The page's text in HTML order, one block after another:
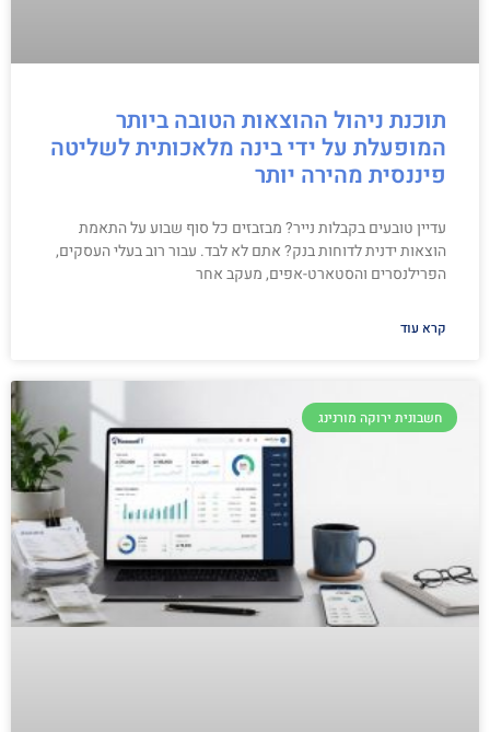
תוכנת ניהול ההוצאות הטובה ביותר
המופעלת על ידי בינה מלאכותית לשליטה
פיננסית מהירה יותר
עדיין טובעים בקבלות נייר? מבזבזים כל סוף שבוע על התאמת
הוצאות ידנית לדוחות בנק? אתם לא לבד. עבור רוב בעלי העסקים,
הפרילנסרים והסטארט-אפים, מעקב אחר
קרא עוד
חשבונית ירוקה מורנינג